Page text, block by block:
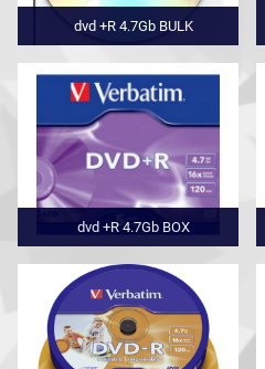
dvd +R 4.7Gb BULK
dvd +R 4.7Gb BOX